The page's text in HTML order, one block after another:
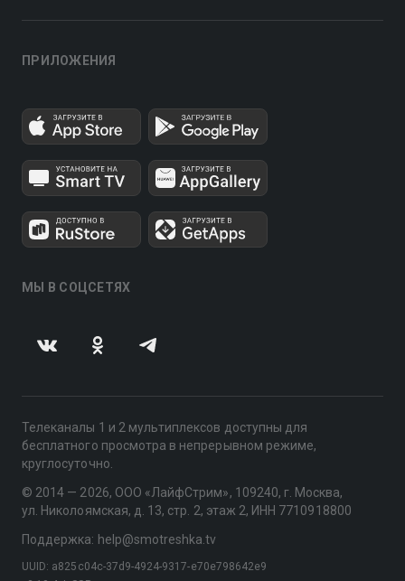
ПРИЛОЖЕНИЯ
МЫ В СОЦСЕТЯХ
Телеканалы 1 и 2 мультиплексов доступны для
бесплатного просмотра в непрерывном режиме,
круглосуточно.
© 2014 — 2026, ООО «ЛайфСтрим», 109240, г. Москва,
ул. Николоямская, д. 13, стр. 2, этаж 2, ИНН 7710918800
Поддержка: help@smotreshka.tv
UUID: a825c04c-37d9-4924-9317-e70e798642e9